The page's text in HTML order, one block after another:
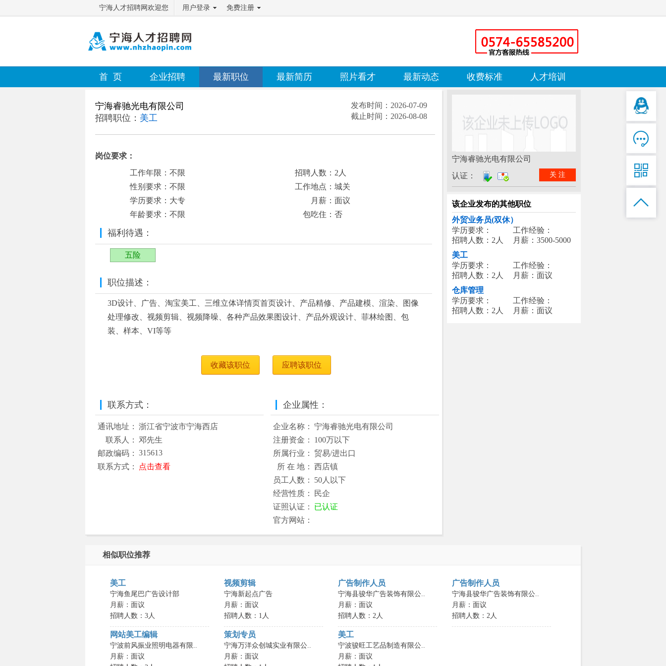
宁海人才招聘网欢迎您 用户登录 免费注册
首 页 企业招聘 最新职位 最新简历 照片看才 最新动态 收费标准 人才培训
宁海睿驰光电有限公司
招聘职位： 美工
发布时间： 2026-07-09
截止时间： 2026-08-08
岗位要求：
工作年限：不限
性别要求：不限
学历要求：大专
年龄要求：不限
招聘人数：2人
工作地点：城关
月薪：面议
包吃住：否
福利待遇：
五险
职位描述：
3D设计、广告、淘宝美工、三维立体详情页首页设计、产品精修、产品建模、渲染、图像
处理修改、视频剪辑、视频降噪、各种产品效果图设计、产品外观设计、菲林绘图、包
装、样本、VI等等
收藏该职位 应聘该职位
联系方式：
通讯地址：
浙江省宁波市宁海西店
联系人：
邓先生
邮政编码：
315613
联系方式：
点击查看
企业属性：
企业名称：
宁海睿驰光电有限公司
注册资金：
100万以下
所属行业：
贸易/进出口
所 在 地：
西店镇
员工人数：
50人以下
经营性质：
民企
证照认证：
已认证
官方网站：
宁海睿驰光电有限公司
认证：
关 注
该企业发布的其他职位
外贸业务员(双休）
学历要求：
工作经验：
招聘人数：2人
月薪：3500-5000
美工
学历要求：
工作经验：
招聘人数：2人
月薪：面议
仓库管理
学历要求：
工作经验：
招聘人数：2人
月薪：面议
相似职位推荐
美工
宁海鱼尾巴广告设计部
月薪：面议
招聘人数：3人
视频剪辑
宁海新起点广告
月薪：面议
招聘人数：1人
广告制作人员
宁海县骏华广告装饰有限公..
月薪：面议
招聘人数：2人
广告制作人员
宁海县骏华广告装饰有限公..
月薪：面议
招聘人数：2人
网站美工编辑
宁波前风振业照明电器有限..
月薪：面议
策划专员
宁海万洋众创城实业有限公..
月薪：面议
美工
宁波骏旺工艺品制造有限公..
月薪：面议


